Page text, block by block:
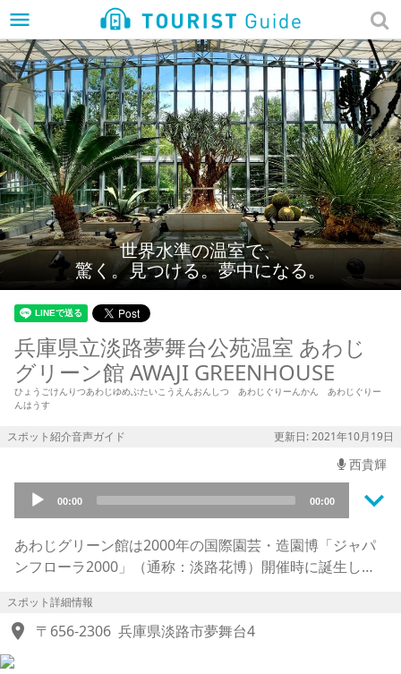
menu
世界水準の温室で、
驚く。見つける。夢中になる。
兵庫県立淡路夢舞台公苑温室 あわじ
グリーン館 AWAJI GREENHOUSE
ひょうごけんりつあわじゆめぶたいこうえんおんしつ あわじぐりーんかん あわじぐりー
んはうす
スポット紹介音声ガイド 更新日: 2021年10月19日
西貴輝
Audio
Player
00:00 00:00 keyboard_arrow_down
あわじグリーン館は2000年の国際園芸・造園博「ジャパ
ンフローラ2000」（通称：淡路花博）開催時に誕生した
世界水準の温室として生まれ変わりました。
スポット詳細情報
location_on 〒656-2306 兵庫県淡路市夢舞台4